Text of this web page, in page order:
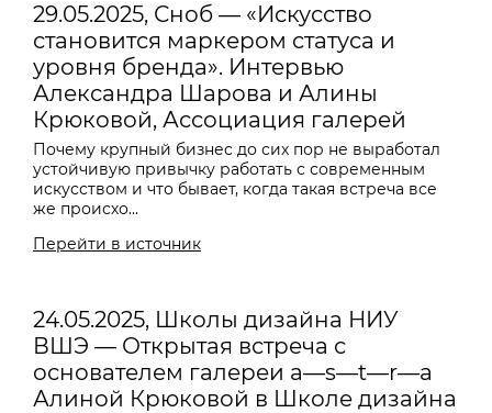
29.05.2025, Сноб — «Искусство
становится маркером статуса и
уровня бренда». Интервью
Александра Шарова и Алины
Крюковой, Ассоциация галерей
Почему крупный бизнес до сих пор не выработал
устойчивую привычку работать с современным
искусством и что бывает, когда такая встреча все
же происхо...
Перейти в источник
24.05.2025, Школы дизайна НИУ
ВШЭ — Открытая встреча с
основателем галереи a—s—t—r—a
Алиной Крюковой в Школе дизайна